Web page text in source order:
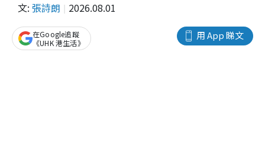
文: 張詩朗 2026.08.01
用 App 睇文
在Google追蹤
《UHK 港生活》